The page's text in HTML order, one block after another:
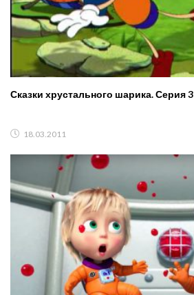
Сказки хрустального шарика. Серия 3
18.03.2011